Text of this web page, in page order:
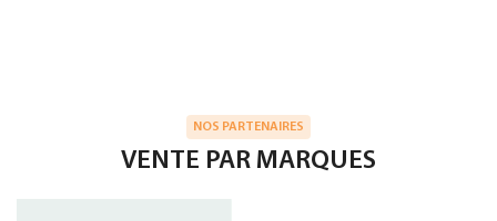
NOS PARTENAIRES
VENTE PAR MARQUES